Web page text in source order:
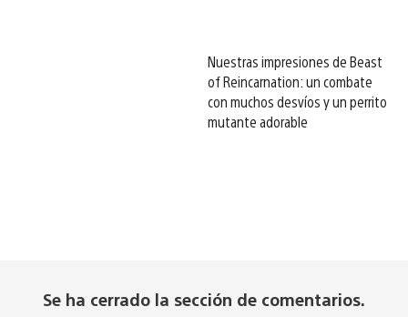
Nuestras impresiones de Beast
of Reincarnation: un combate
con muchos desvíos y un perrito
mutante adorable
Se ha cerrado la sección de comentarios.